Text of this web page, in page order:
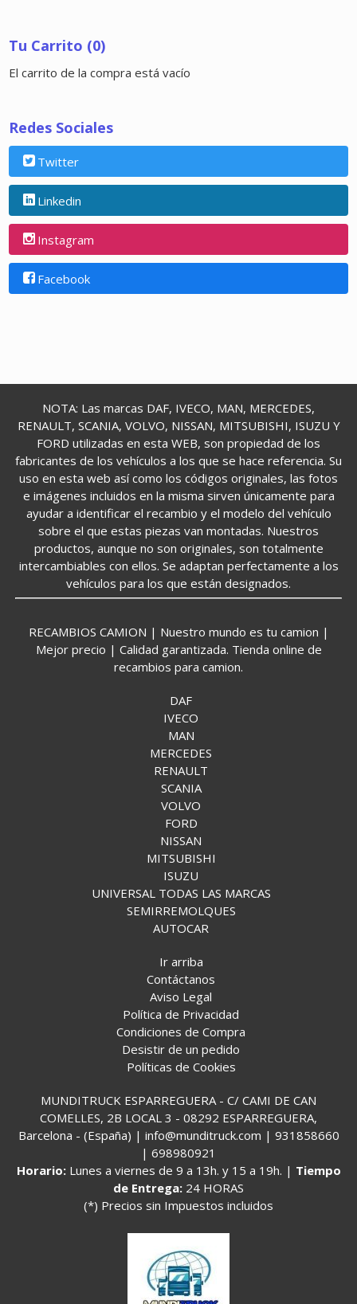
Tu Carrito (0)
El carrito de la compra está vacío
Redes Sociales
Twitter
Linkedin
Instagram
Facebook
NOTA: Las marcas DAF, IVECO, MAN, MERCEDES,
RENAULT, SCANIA, VOLVO, NISSAN, MITSUBISHI, ISUZU Y
FORD utilizadas en esta WEB, son propiedad de los
fabricantes de los vehículos a los que se hace referencia. Su
uso en esta web así como los códigos originales, las fotos
e imágenes incluidos en la misma sirven únicamente para
ayudar a identificar el recambio y el modelo del vehículo
sobre el que estas piezas van montadas. Nuestros
productos, aunque no son originales, son totalmente
intercambiables con ellos. Se adaptan perfectamente a los
vehículos para los que están designados.
RECAMBIOS CAMION | Nuestro mundo es tu camion |
Mejor precio | Calidad garantizada. Tienda online de
recambios para camion.
DAF
IVECO
MAN
MERCEDES
RENAULT
SCANIA
VOLVO
FORD
NISSAN
MITSUBISHI
ISUZU
UNIVERSAL TODAS LAS MARCAS
SEMIRREMOLQUES
AUTOCAR
Ir arriba
Contáctanos
Aviso Legal
Política de Privacidad
Condiciones de Compra
Desistir de un pedido
Políticas de Cookies
MUNDITRUCK ESPARREGUERA - C/ CAMI DE CAN
COMELLES, 2B LOCAL 3 - 08292 ESPARREGUERA,
Barcelona - (España) | info@munditruck.com | 931858660
| 698980921
Horario: Lunes a viernes de 9 a 13h. y 15 a 19h. | Tiempo
de Entrega: 24 HORAS
(*) Precios sin Impuestos incluidos